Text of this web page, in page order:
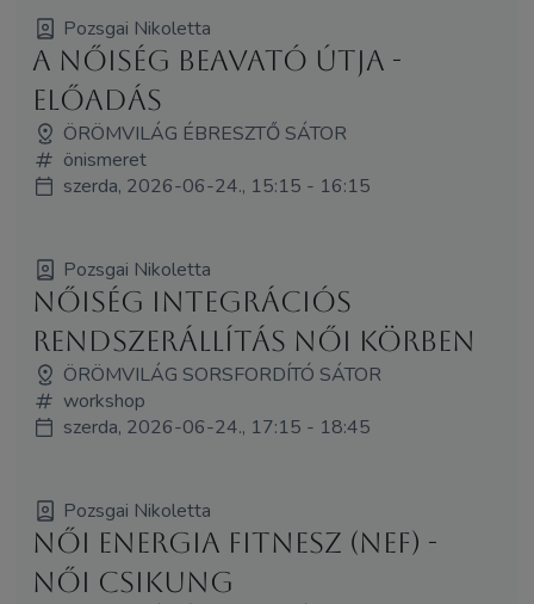
Pozsgai Nikoletta
A Nőiség Beavató Útja -
előadás
ÖRÖMVILÁG ÉBRESZTŐ SÁTOR
önismeret
szerda, 2026-06-24., 15:15 - 16:15
Pozsgai Nikoletta
Nőiség Integrációs
Rendszerállítás Női Körben
ÖRÖMVILÁG SORSFORDÍTÓ SÁTOR
workshop
szerda, 2026-06-24., 17:15 - 18:45
Pozsgai Nikoletta
Női Energia Fitnesz (NEF) -
Női Csikung